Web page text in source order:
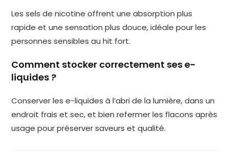
Les sels de nicotine offrent une absorption plus
rapide et une sensation plus douce, idéale pour les
personnes sensibles au hit fort.
Comment stocker correctement ses e-
liquides ?
Conserver les e-liquides à l’abri de la lumière, dans un
endroit frais et sec, et bien refermer les flacons après
usage pour préserver saveurs et qualité.